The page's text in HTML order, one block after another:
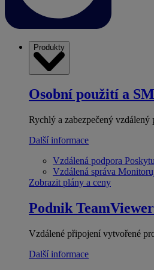
Produkty
Osobní použití a
Rychlý a zabezpečený vzdálený
Další informace
Vzdálená podpora
Vzdálená správa
Zobrazit plány a ceny
Podnik
Vzdálené připojení vytvořené
Další informace